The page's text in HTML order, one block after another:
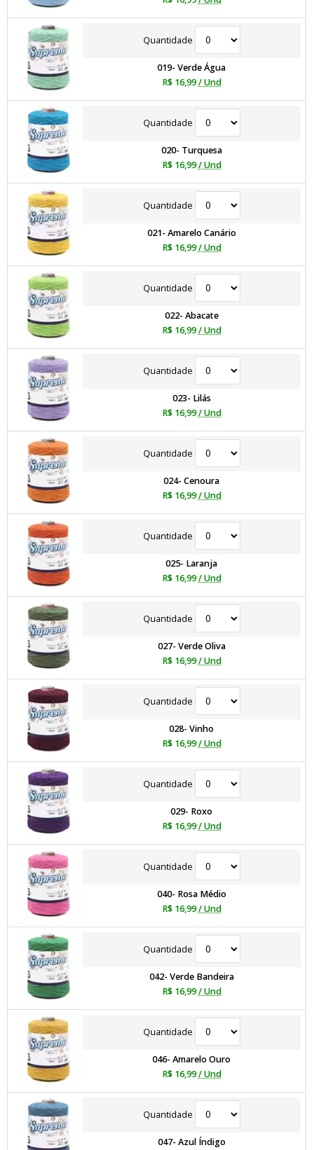
Quantidade
019- Verde Água
R$ 16,99 / Und
Quantidade
020- Turquesa
R$ 16,99 / Und
Quantidade
021- Amarelo Canário
R$ 16,99 / Und
Quantidade
022- Abacate
R$ 16,99 / Und
Quantidade
023- Lilás
R$ 16,99 / Und
Quantidade
024- Cenoura
R$ 16,99 / Und
Quantidade
025- Laranja
R$ 16,99 / Und
Quantidade
027- Verde Oliva
R$ 16,99 / Und
Quantidade
028- Vinho
R$ 16,99 / Und
Quantidade
029- Roxo
R$ 16,99 / Und
Quantidade
040- Rosa Médio
R$ 16,99 / Und
Quantidade
042- Verde Bandeira
R$ 16,99 / Und
Quantidade
046- Amarelo Ouro
R$ 16,99 / Und
Quantidade
047- Azul Índigo